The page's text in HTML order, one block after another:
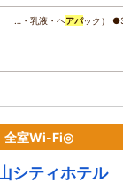
…・乳液・ヘアパック）
全室Wi-Fi◎
シティホテル